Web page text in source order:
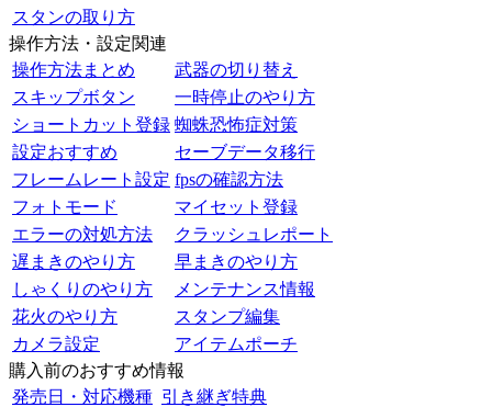
スタンの取り方
操作方法・設定関連
操作方法まとめ
武器の切り替え
スキップボタン
一時停止のやり方
ショートカット登録 蜘蛛恐怖症対策
設定おすすめ
セーブデータ移行
フレームレート設定 fpsの確認方法
フォトモード
マイセット登録
エラーの対処方法
クラッシュレポート
遅まきのやり方
早まきのやり方
しゃくりのやり方
メンテナンス情報
花火のやり方
スタンプ編集
カメラ設定
アイテムポーチ
購入前のおすすめ情報
発売日・対応機種 引き継ぎ特典